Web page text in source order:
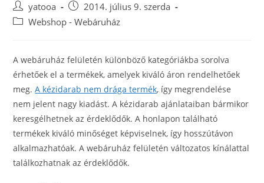
Post
author:
yatooa
Post
published:
2014. július 9. szerda
PostWebshop - Webáruház
A webáruház felületén különböző kategóriákba sorolva
érhetőek el a termékek, amelyek kiváló áron rendelhetőek
meg.A kézidarab nem drága termék, így megrendelése
nem jelent nagy kiadást. A kézidarab ajánlataiban bármikor
keresgélhetnek az érdeklődők. A honlapon található
termékek kiváló minőséget képviselnek, így hosszútávon
alkalmazhatóak. A webáruház felületén változatos kínálattal
találkozhatnak az érdeklődők.